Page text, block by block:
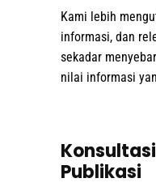
Kami lebih
informasi, dan
sekadar
nilai informasi
Publikasi